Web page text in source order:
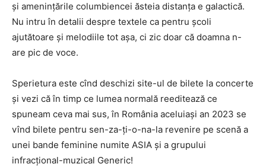
și amenințările columbiencei ăsteia distanța e galactică.
Nu intru în detalii despre textele ca pentru școli
ajutătoare și melodiile tot așa, ci zic doar că doamna n-
are pic de voce.
Sperietura este cînd deschizi site-ul de bilete la concerte
și vezi că în timp ce lumea normală reeditează ce
spuneam ceva mai sus, în România aceluiași an 2023 se
vînd bilete pentru sen-za-ți-o-na-la revenire pe scenă a
unei bande feminine numite ASIA și a grupului
infracțional-muzical Generic!